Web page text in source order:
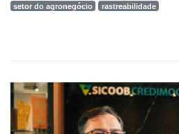
setor do agronegócio
rastreabilidade